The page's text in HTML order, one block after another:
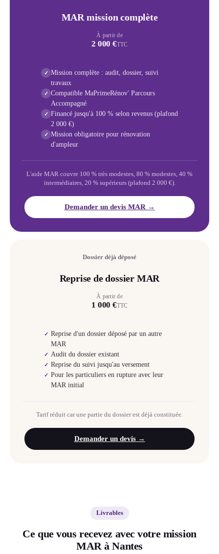
MAR mission complète
À partir de
2 000 €TTC
✓ Mission complète : audit, dossier, suivi
travaux
✓ Compatible MaPrimeRénov' Parcours
Accompagné
✓ Financé jusqu'à 100 % selon revenus (plafond
2 000 €)
✓ Mission obligatoire pour rénovation
d'ampleur
L'aide MAR couvre 100 % très modestes, 80 % modestes, 40 %
intermédiaires, 20 % supérieurs (plafond 2 000 €).
Demander un devis MAR →
Dossier déjà déposé
Reprise de dossier MAR
À partir de
1 000 €TTC
✓ Reprise d'un dossier déposé par un autre
MAR
✓ Audit du dossier existant
✓ Reprise du suivi jusqu'au versement
✓ Pour les particuliers en rupture avec leur
MAR initial
Tarif réduit car une partie du dossier est déjà constituée.
Demander un devis →
Livrables
Ce que vous recevez avec votre mission
MAR à Nantes